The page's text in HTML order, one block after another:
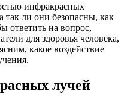
инфракрасных
так ли они безопасны, как
ответить на вопрос,
для здоровья человека,
какое воздействие
лучей